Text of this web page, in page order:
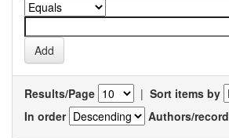
Results/Page | Sort items by
In order
Authors/record